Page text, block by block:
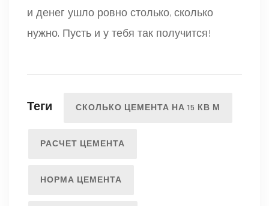
и денег ушло ровно столько, сколько
нужно. Пусть и у тебя так получится!
Теги СКОЛЬКО ЦЕМЕНТА НА 15 КВ М
РАСЧЕТ ЦЕМЕНТА
НОРМА ЦЕМЕНТА